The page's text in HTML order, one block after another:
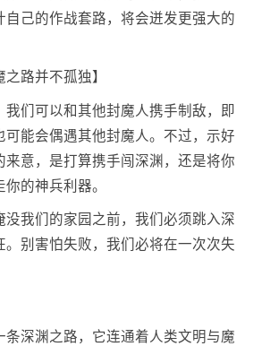
自己的作战套路，将会迸发更强大的
之路并不孤独】
我们可以和其他封魔人携手制敌，即
可能会偶遇其他封魔人。不过，示好
来意，是打算携手闯深渊，还是将你
的神兵利器。
没我们的家园之前，我们必须跳入深
。别害怕失败，我们必将在一次次失
条深渊之路，它连通着人类文明与魔